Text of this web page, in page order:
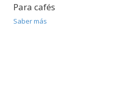
Para cafés
Saber más